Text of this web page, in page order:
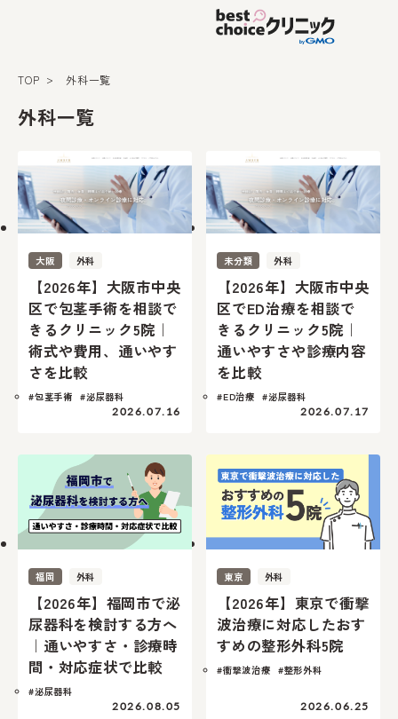
TOP 外科一覧
外科一覧
大阪 外科
【2026年】大阪市中央
区で包茎手術を相談で
きるクリニック5院｜
術式や費用、通いやす
さを比較
#包茎手術 #泌尿器科
2026.07.16
未分類 外科
【2026年】大阪市中央
区でED治療を相談で
きるクリニック5院｜
通いやすさや診療内容
を比較
#ED治療 #泌尿器科
2026.07.17
福岡 外科
【2026年】福岡市で泌
尿器科を検討する方へ
｜通いやすさ・診療時
間・対応症状で比較
#泌尿器科
2026.08.05
東京 外科
【2026年】東京で衝撃
波治療に対応したおす
すめの整形外科5院
#衝撃波治療 #整形外科
2026.06.25